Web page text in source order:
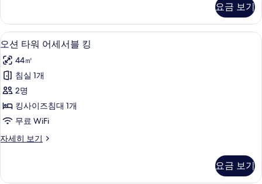
사
진
모
두
보
기
친
조
식
2
인
(9:00~10:30am)
+
웰
스
럽
스
친
조
식
2
인
(9:00~10:30am)
+
웰
니
스
클
박
서
블
킹
+
스
플
래
시
베
레
스
트
워
어
서
블
킹
스
베
요금 보기
오
션
타
워
어
세
서
블
사
오리/거위털 이불, 미니바, 객실 내 금
5
오션 타워 어세서블 킹
44㎡
침실 1개
2명
킹사이즈침대 1개
무료 WiFi
자세히 보기
오
어
요금 보기